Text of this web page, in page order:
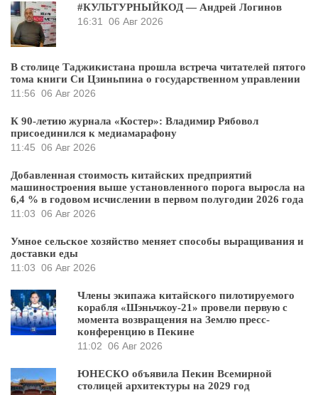
#КУЛЬТУРНЫЙКОД — Андрей Логинов
16:31
06 Авг 2026
В столице Таджикистана прошла встреча читателей пятого
тома книги Си Цзиньпина о государственном управлении
11:56 06 Авг 2026
К 90-летию журнала «Костер»: Владимир Рябовол
присоединился к медиамарафону
11:45 06 Авг 2026
Добавленная стоимость китайских предприятий
машиностроения выше установленного порога выросла на
6,4 % в годовом исчислении в первом полугодии 2026 года
11:03 06 Авг 2026
Умное сельское хозяйство меняет способы выращивания и
доставки еды
11:03 06 Авг 2026
Члены экипажа китайского пилотируемого
корабля «Шэньчжоу-21» провели первую с
момента возвращения на Землю пресс-
конференцию в Пекине
11:02 06 Авг 2026
ЮНЕСКО объявила Пекин Всемирной
столицей архитектуры на 2029 год